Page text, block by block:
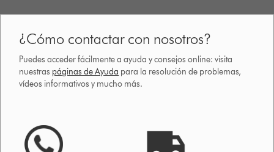
¿Cómo contactar con nosotros?
Puedes acceder fácilmente a ayuda y consejos online: visita
nuestras páginas de Ayuda para la resolución de problemas,
vídeos informativos y mucho más.